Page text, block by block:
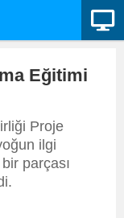
Eğitimi
Proje
ilgi
parçası